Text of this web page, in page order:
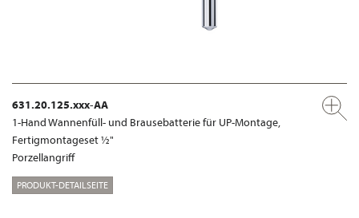
631.20.125.xxx-AA
1-Hand Wannenfüll- und Brausebatterie für UP-Montage,
Fertigmontageset ½"
Porzellangriff
PRODUKT-DETAILSEITE